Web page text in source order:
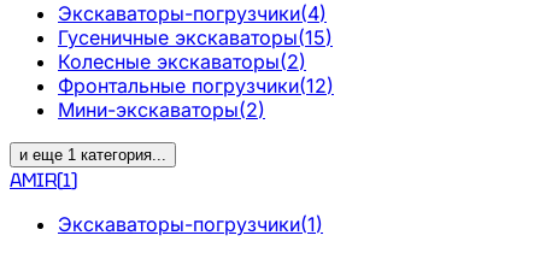
Экскаваторы-погрузчики(4)
Гусеничные экскаваторы(15)
Колесные экскаваторы(2)
Фронтальные погрузчики(12)
Мини-экскаваторы(2)
и еще 1 категория...
AMIR(1)
Экскаваторы-погрузчики(1)